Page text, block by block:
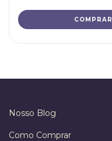
COMPRAR
Nosso Blog
Como Comprar